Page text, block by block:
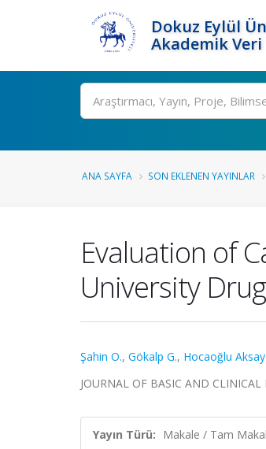
Dokuz Eylül
Akademik
Ara
ANA SAYFA SON EKLENEN YAYINLAR
Evaluation of
University
Şahin O., Gökalp G., Hocaoğlu
JOURNAL OF BASIC AND
Yayın Türü: Makale / Tam